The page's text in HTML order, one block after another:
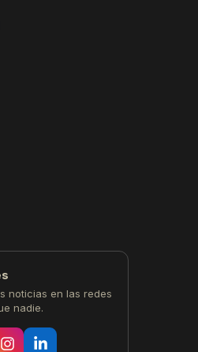
noticias en las redes
nadie.